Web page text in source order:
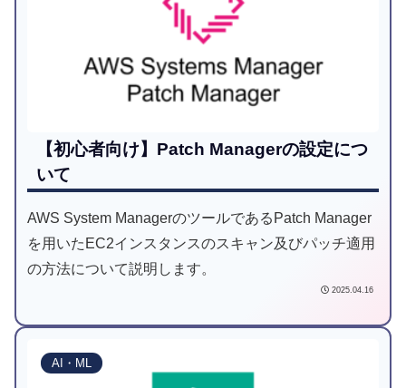
【初心者向け】Patch Managerの設定につ
いて
AWS System ManagerのツールであるPatch Manager
を用いたEC2インスタンスのスキャン及びパッチ適用
の方法について説明します。
2025.04.16
AI・ML